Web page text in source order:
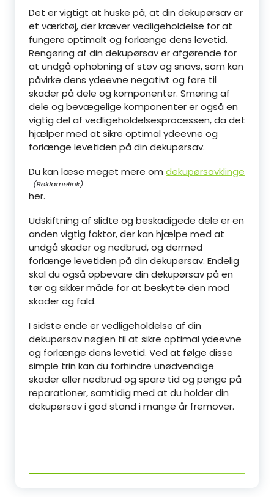
Det er vigtigt at huske på, at din dekupørsav er
et værktøj, der kræver vedligeholdelse for at
fungere optimalt og forlænge dens levetid.
Rengøring af din dekupørsav er afgørende for
at undgå ophobning af støv og snavs, som kan
påvirke dens ydeevne negativt og føre til
skader på dele og komponenter. Smøring af
dele og bevægelige komponenter er også en
vigtig del af vedligeholdelsesprocessen, da det
hjælper med at sikre optimal ydeevne og
forlænge levetiden på din dekupørsav.
Du kan læse meget mere om dekupørsavklinge
her.
Udskiftning af slidte og beskadigede dele er en
anden vigtig faktor, der kan hjælpe med at
undgå skader og nedbrud, og dermed
forlænge levetiden på din dekupørsav. Endelig
skal du også opbevare din dekupørsav på en
tør og sikker måde for at beskytte den mod
skader og fald.
I sidste ende er vedligeholdelse af din
dekupørsav nøglen til at sikre optimal ydeevne
og forlænge dens levetid. Ved at følge disse
simple trin kan du forhindre unødvendige
skader eller nedbrud og spare tid og penge på
reparationer, samtidig med at du holder din
dekupørsav i god stand i mange år fremover.